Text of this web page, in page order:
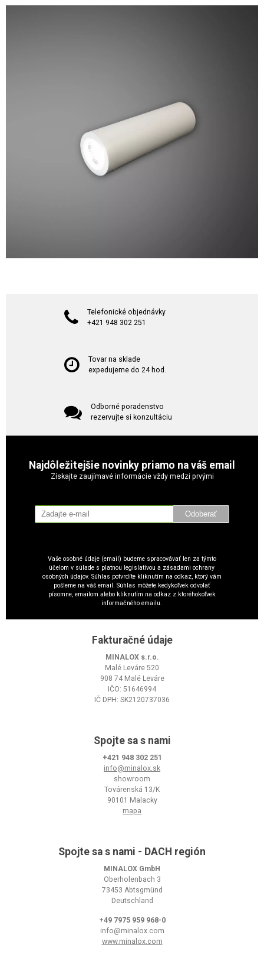
Telefonické objednávky
+421 948 302 251
Tovar na sklade
expedujeme do 24 hod.
Odborné poradenstvo
rezervujte si konzultáciu
Najdôležitejšie novinky priamo na váš email
Získajte zaujímavé informácie vždy medzi prvými
Odoberať
Vaše osobné údaje (email) budeme spracovávať len za týmto
účelom v súlade s platnou legislatívou a zásadami ochrany
osobných údajov. Súhlas potvrdíte kliknutím na odkaz, ktorý vám
pošleme na váš email. Súhlas môžete kedykoľvek odvolať
písomne, emailom alebo kliknutím na odkaz z ktoréhokoľvek
informačného emailu.
Fakturačné údaje
MINALOX s.r.o.
Malé Leváre 520
908 74 Malé Leváre
IČO: 51646994
IČ DPH: SK2120737036
Spojte sa s nami
+421 948 302 251
info@minalox.sk
showroom
Továrenská 13/K
90101 Malacky
mapa
Spojte sa s nami - DACH región
MINALOX GmbH
Oberholenbach 3
73453 Abtsgmünd
Deutschland
+49 7975 959 968-0
info@minalox.com
www.minalox.com